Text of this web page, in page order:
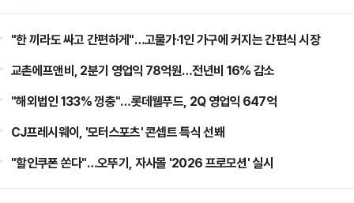
"한 끼라도 싸고 간편하게"…고물가·1인 가구에 커지는 간편식 시장
교촌에프앤비, 2분기 영업익 78억원…전년비 16% 감소
"해외법인 133% 껑충"…롯데웰푸드, 2Q 영업익 647억
CJ프레시웨이, '모터스포츠' 콘셉트 특식 선봬
"할인쿠폰 쏜다"…오뚜기, 자사몰 '2026 프로모션' 실시